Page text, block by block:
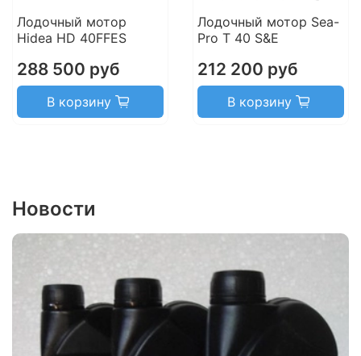
Лодочный мотор
Hidea HD 40FFES
288 500 руб
В корзину
Лодочный мотор Sea-
Pro T 40 S&E
212 200 руб
В корзину
Новости